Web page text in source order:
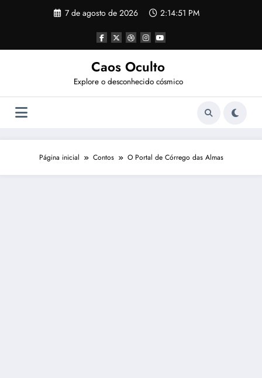
7 de agosto de 2026 2:14:52 PM
Caos Oculto
Explore o desconhecido cósmico
Página inicial Contos O Portal de Córrego das Almas